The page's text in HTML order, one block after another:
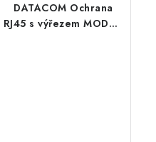
DATACOM Ochrana
RJ45 s výřezem MODRÁ